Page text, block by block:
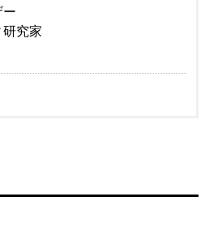
ー
研究家